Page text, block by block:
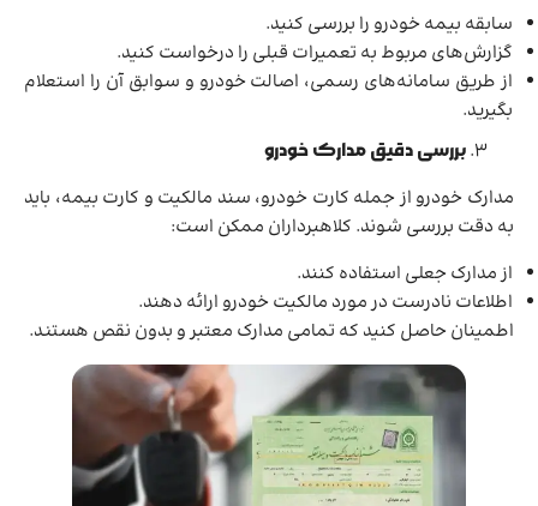
سابقه بیمه خودرو را بررسی کنید.
گزارش‌های مربوط به تعمیرات قبلی را درخواست کنید.
از طریق سامانه‌های رسمی، اصالت خودرو و سوابق آن را استعلام
بگیرید.
بررسی دقیق مدارک خودرو
مدارک خودرو از جمله کارت خودرو، سند مالکیت و کارت بیمه، باید
به دقت بررسی شوند. کلاهبرداران ممکن است:
از مدارک جعلی استفاده کنند.
اطلاعات نادرست در مورد مالکیت خودرو ارائه دهند.
اطمینان حاصل کنید که تمامی مدارک معتبر و بدون نقص هستند.